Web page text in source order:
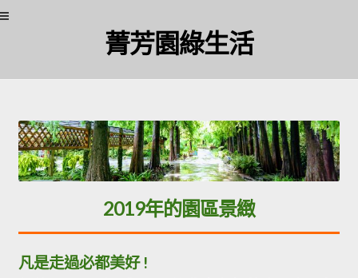
菁芳園綠生活
2019年的園區景緻
凡是走過必都美好!